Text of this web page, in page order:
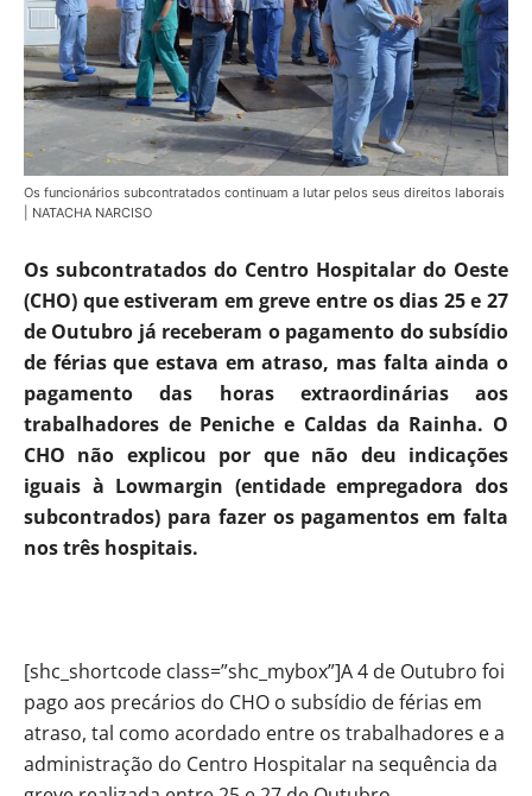
Os funcionários subcontratados continuam a lutar pelos seus direitos laborais
| NATACHA NARCISO
Os subcontratados do Centro Hospitalar do Oeste
(CHO) que estiveram em greve entre os dias 25 e 27
de Outubro já receberam o pagamento do subsídio
de férias que estava em atraso, mas falta ainda o
pagamento das horas extraordinárias aos
trabalhadores de Peniche e Caldas da Rainha. O
CHO não explicou por que não deu indicações
iguais à Lowmargin (entidade empregadora dos
subcontrados) para fazer os pagamentos em falta
nos três hospitais.
[shc_shortcode class=”shc_mybox”]A 4 de Outubro foi
pago aos precários do CHO o subsídio de férias em
atraso, tal como acordado entre os trabalhadores e a
administração do Centro Hospitalar na sequência da